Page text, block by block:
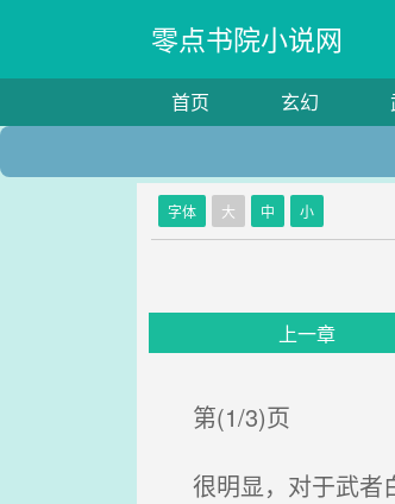
零点书院小说网
首页 玄幻
字体 大 中 小
上一章
第(1/3)页
很明显，对于武者